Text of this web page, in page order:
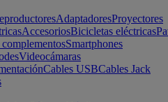
AdaptadoresProyectores
AccesoriosBicicletas eléctricas
Smartphones
Videocámaras
Cables USBCables Jack